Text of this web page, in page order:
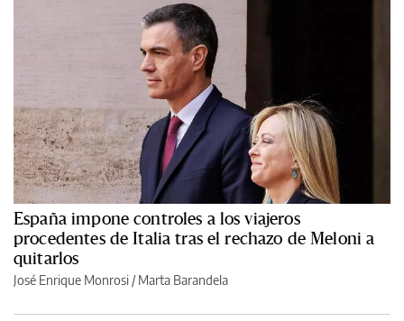
España impone controles a los viajeros
procedentes de Italia tras el rechazo de Meloni a
quitarlos
José Enrique Monrosi / Marta Barandela